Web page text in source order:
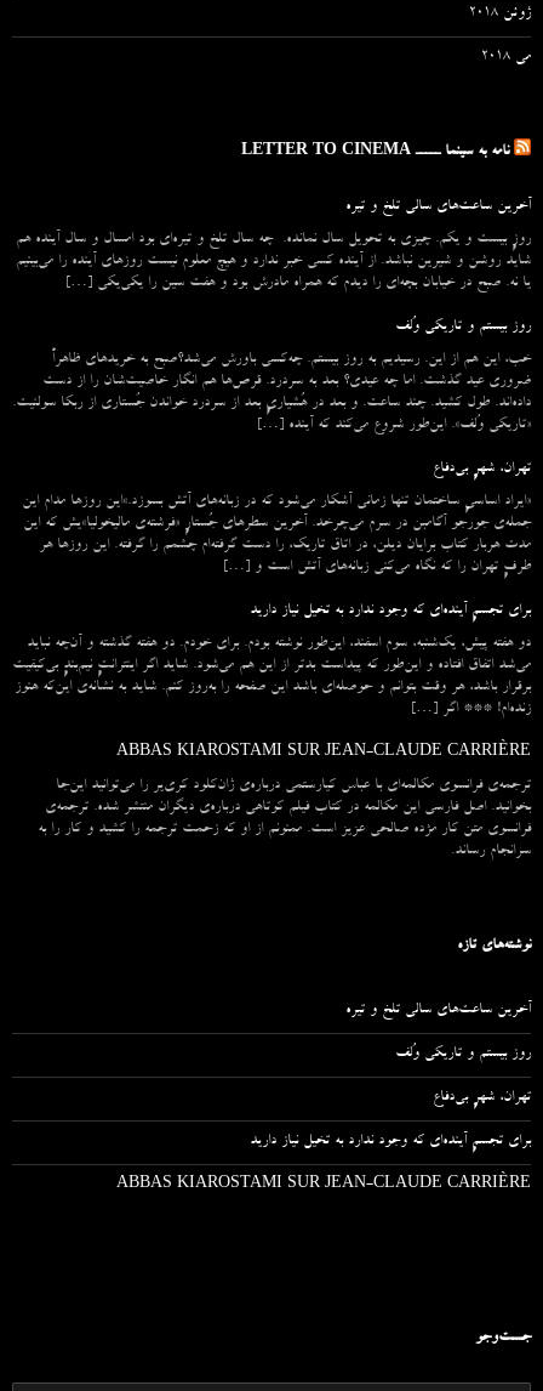
ژوئن 2018
می 2018
نامه به سینما ـــــ LETTER TO CINEMA
آخرین ساعت‌های سالی تلخ و تیره
روزِ بیست و یکم. چیزی به تحویل سال نمانده. چه سال تلخ و تیره‌ای بود امسال و سال آینده هم
شاید روشن و شیرین نباشد. از آینده کسی خبر ندارد و هیچ معلوم نیست روزهای آینده را می‌بینیم
یا نه. صبح در خیابان بچه‌ای را دیدم که همراه مادرش بود و هفت سین را یکی‌یکی […]
روز بیستم و تاریکی وُلف
خب، این هم از این. رسیدیم به روز بیستم. چه‌کسی باورش می‌شد؟صبح به خریدهای ظاهراً
ضروری عید گذشت. اما چه عیدی؟ بعد به سردرد. قرص‌ها هم انگار خاصیت‌شان را از دست
داده‌اند. طول کشید. چند ساعت. و بعد در هُشیاریِ بعد از سردرد خواندن جُستاری از ربکا سولنیت.
«تاریکی وُلف». این‌طور شروع می‌‌کند که آینده […]
تهران، شهرِ بی‌دفاع
«ایراد اساسیِ ساختمان تنها زمانی آشکار می‌شود که در زبانه‌‌های آتش بسوزد.»این روزها مدام این
جمله‌ی جورجو آگامبن در سرم می‌چرخد. آخرین سطرهای جُستارِ «فرشته‌ی مالیخولیا»یش که این
مدت هربار کتاب برایان دیلن، در اتاق تاریک، را دست گرفته‌ام چشمم را گرفته. این روزها هر
طرفِ تهران را که نگاه می‌کنی زبانه‌های آتش است و […]
برای تجسمِ آینده‌ای که وجود ندارد به تخیل نیاز دارید
دو هفته پیش، یک‌شنبه، سوم اسفند، این‌طور نوشته بودم. برای خودم. دو هفته گذشته و آن‌چه نباید
می‌شد اتفاق افتاده و این‌طور که پیداست بدتر از این هم می‌شود. شاید اگر اینترانتِ نیم‌بندِ بی‌کیفیت
برقرار باشد، هر وقت بتوانم و حوصله‌ای باشد این صفحه را به‌روز کنم. شاید به نشانه‌ی این‌که هنوز
زنده‌ام! *** اگر […]
ABBAS KIAROSTAMI SUR JEAN-CLAUDE CARRIÈRE
ترجمه‌ی فرانسوی مکالمه‌ای با عباس کیارستمی درباره‌ی ژان‌کلود کری‌یر را می‌توانید این‌جا
بخوانید. اصل فارسی این مکالمه در کتاب فیلم کوتاهی درباره‌ی دیگران منتشر شده. ترجمه‌ی
فرانسوی متن کار مژده صالحی عزیز است. ممنونم از او که زحمت ترجمه را کشید و کار را به
سرانجام رساند.
نوشته‌های تازه
آخرین ساعت‌های سالی تلخ و تیره
روز بیستم و تاریکی وُلف
تهران، شهرِ بی‌دفاع
برای تجسمِ آینده‌ای که وجود ندارد به تخیل نیاز دارید
ABBAS KIAROSTAMI SUR JEAN-CLAUDE CARRIÈRE
جست‌وجو